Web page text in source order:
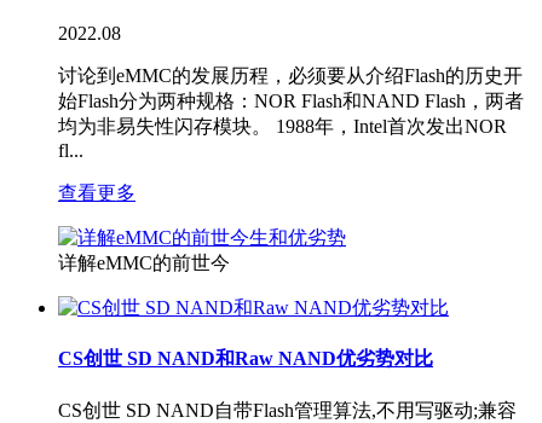
2022.08
讨论到eMMC的发展历程，必须要从介绍Flash的历史开
始Flash分为两种规格：NOR Flash和NAND Flash，两者
均为非易失性闪存模块。 1988年，Intel首次发出NOR
fl...
查看更多
详解eMMC的前世今
CS创世 SD NAND和Raw NAND优劣势对比
CS创世 SD NAND自带Flash管理算法,不用写驱动;兼容